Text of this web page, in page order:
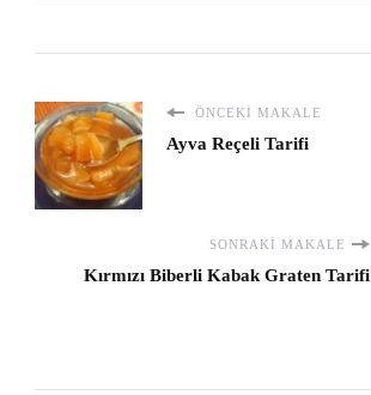
ÖNCEKI MAKALE
Ayva Reçeli Tarifi
SONRAKI MAKALE
Kırmızı Biberli Kabak Graten Tarifi